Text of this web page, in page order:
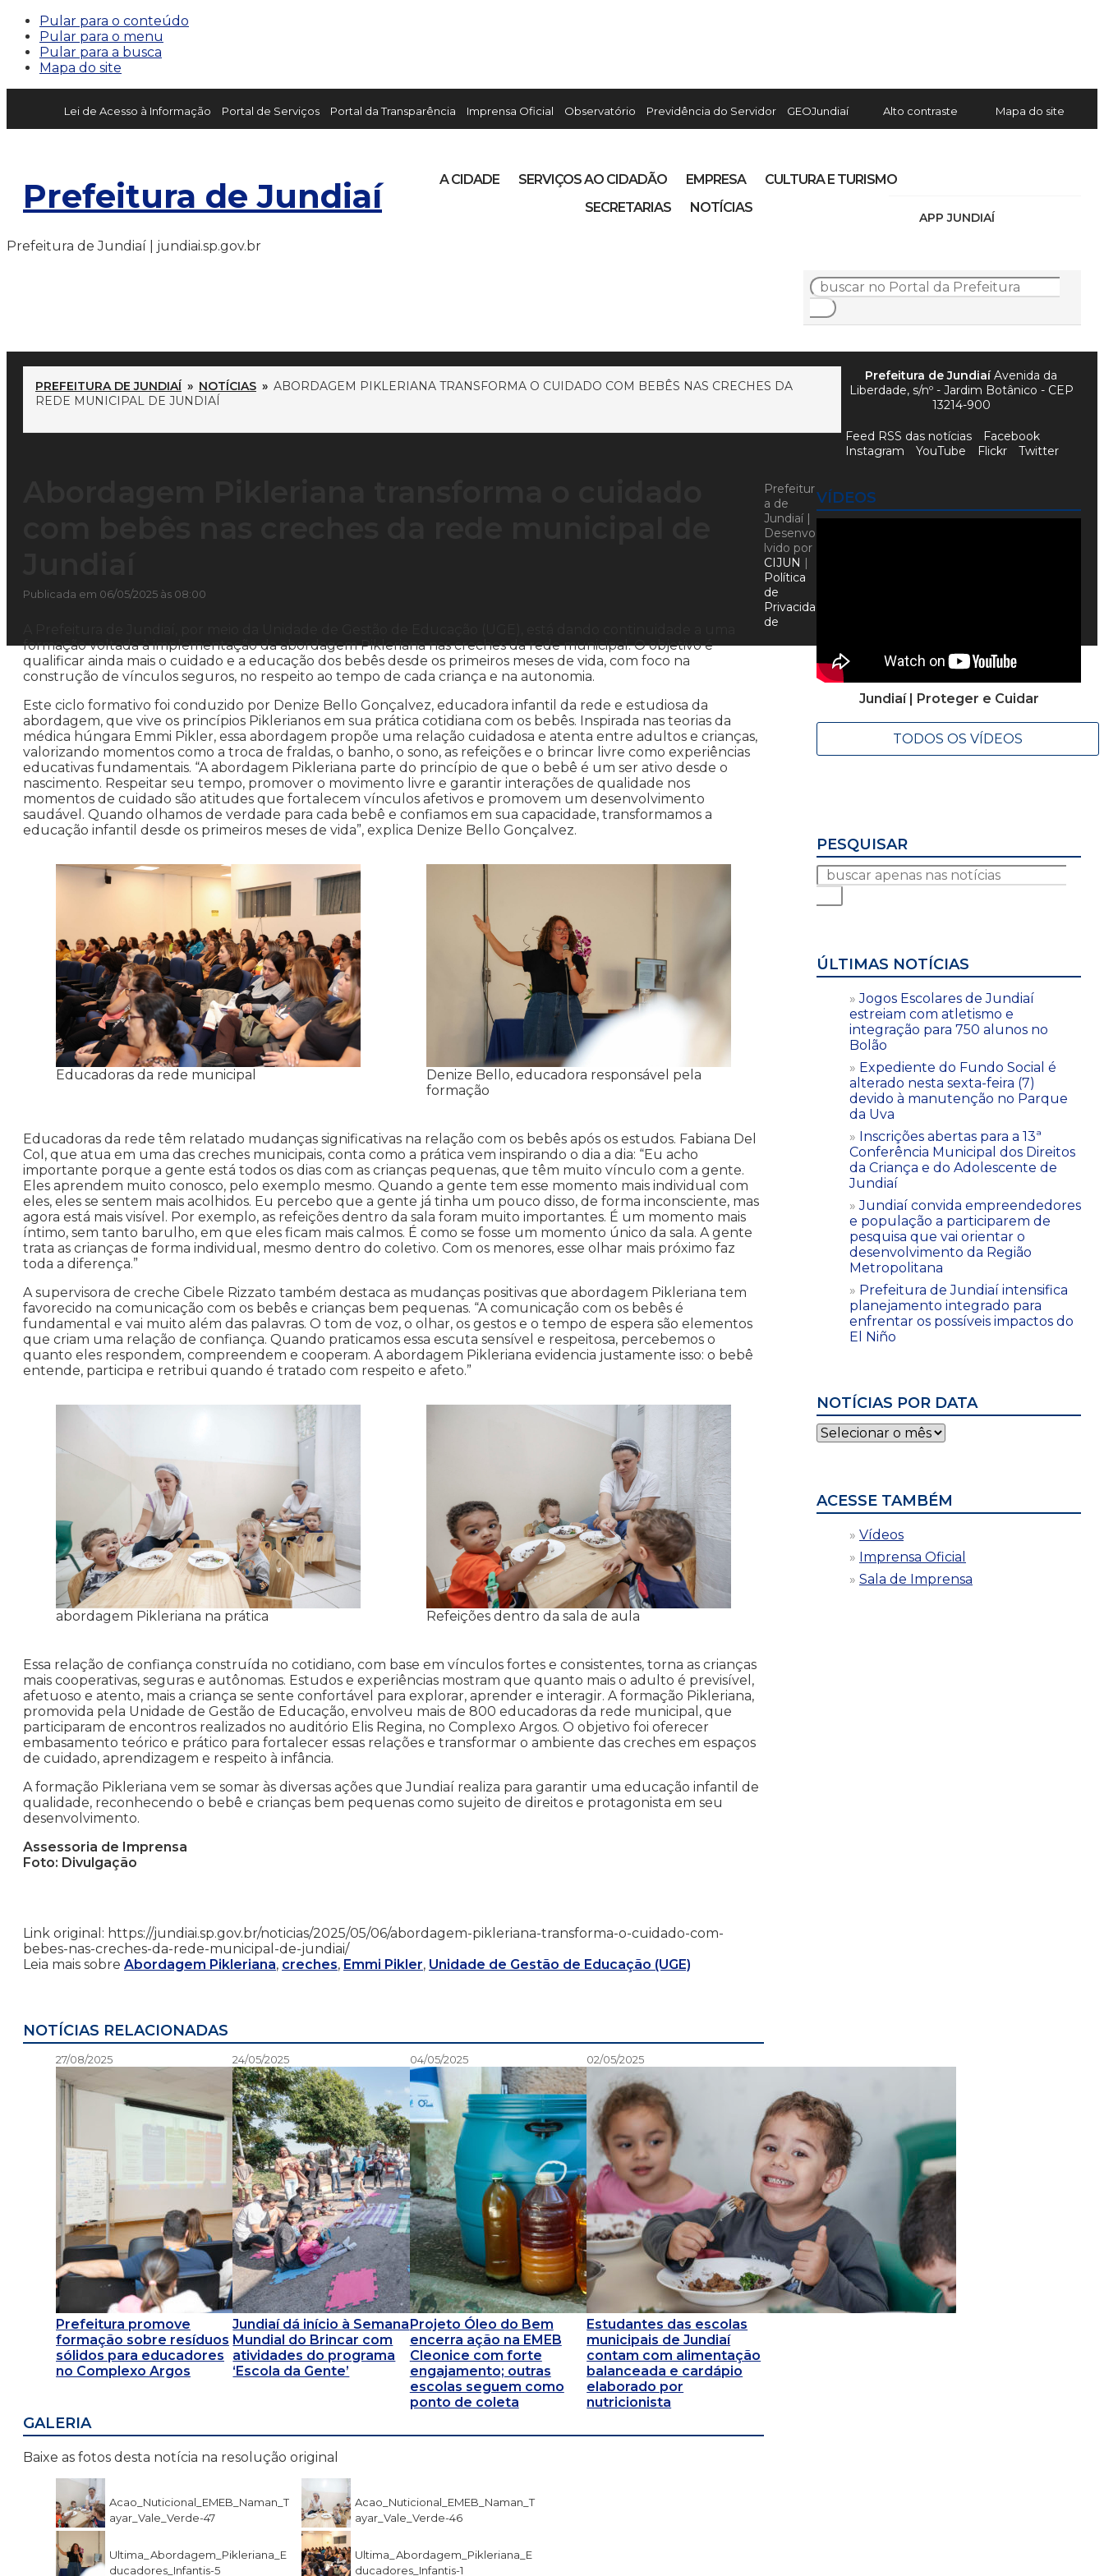
Pular para o conteúdo
Pular para o menu
Pular para a busca
Mapa do site
Lei de Acesso à Informação Portal de Serviços Portal da Transparência Imprensa Oficial Observatório Previdência do Servidor GEOJundiaí Alto contraste Mapa do site
Prefeitura de Jundiaí
APP JUNDIAÍ
A CIDADE SERVIÇOS AO CIDADÃO EMPRESA
CULTURA E TURISMO
SECRETARIAS
NOTÍCIAS
Prefeitura de Jundiaí | jundiai.sp.gov.br
PREFEITURA DE JUNDIAÍ » NOTÍCIAS » ABORDAGEM PIKLERIANA TRANSFORMA O CUIDADO COM BEBÊS NAS CRECHES DA
REDE MUNICIPAL DE JUNDIAÍ
Publicada em 06/05/2025 às 08:00
formação voltada à implementação da abordagem Pikleriana nas creches da rede municipal. O objetivo é
qualificar ainda mais o cuidado e a educação dos bebês desde os primeiros meses de vida, com foco na
construção de vínculos seguros, no respeito ao tempo de cada criança e na autonomia.
Este ciclo formativo foi conduzido por Denize Bello Gonçalvez, educadora infantil da rede e estudiosa da
abordagem, que vive os princípios Piklerianos em sua prática cotidiana com os bebês. Inspirada nas teorias da
médica húngara Emmi Pikler, essa abordagem propõe uma relação cuidadosa e atenta entre adultos e crianças,
valorizando momentos como a troca de fraldas, o banho, o sono, as refeições e o brincar livre como experiências
educativas fundamentais. “A abordagem Pikleriana parte do princípio de que o bebê é um ser ativo desde o
nascimento. Respeitar seu tempo, promover o movimento livre e garantir interações de qualidade nos
momentos de cuidado são atitudes que fortalecem vínculos afetivos e promovem um desenvolvimento
saudável. Quando olhamos de verdade para cada bebê e confiamos em sua capacidade, transformamos a
educação infantil desde os primeiros meses de vida”, explica Denize Bello Gonçalvez.
Educadoras da rede municipal
Denize Bello, educadora responsável pela
formação
Educadoras da rede têm relatado mudanças significativas na relação com os bebês após os estudos. Fabiana Del
Col, que atua em uma das creches municipais, conta como a prática vem inspirando o dia a dia: “Eu acho
importante porque a gente está todos os dias com as crianças pequenas, que têm muito vínculo com a gente.
Eles aprendem muito conosco, pelo exemplo mesmo. Quando a gente tem esse momento mais individual com
eles, eles se sentem mais acolhidos. Eu percebo que a gente já tinha um pouco disso, de forma inconsciente, mas
agora está mais visível. Por exemplo, as refeições dentro da sala foram muito importantes. É um momento mais
íntimo, sem tanto barulho, em que eles ficam mais calmos. É como se fosse um momento único da sala. A gente
trata as crianças de forma individual, mesmo dentro do coletivo. Com os menores, esse olhar mais próximo faz
toda a diferença.”
A supervisora de creche Cibele Rizzato também destaca as mudanças positivas que abordagem Pikleriana tem
favorecido na comunicação com os bebês e crianças bem pequenas. “A comunicação com os bebês é
fundamental e vai muito além das palavras. O tom de voz, o olhar, os gestos e o tempo de espera são elementos
que criam uma relação de confiança. Quando praticamos essa escuta sensível e respeitosa, percebemos o
quanto eles respondem, compreendem e cooperam. A abordagem Pikleriana evidencia justamente isso: o bebê
entende, participa e retribui quando é tratado com respeito e afeto.”
abordagem Pikleriana na prática Refeições dentro da sala de aula
Essa relação de confiança construída no cotidiano, com base em vínculos fortes e consistentes, torna as crianças
mais cooperativas, seguras e autônomas. Estudos e experiências mostram que quanto mais o adulto é previsível,
afetuoso e atento, mais a criança se sente confortável para explorar, aprender e interagir. A formação Pikleriana,
promovida pela Unidade de Gestão de Educação, envolveu mais de 800 educadoras da rede municipal, que
participaram de encontros realizados no auditório Elis Regina, no Complexo Argos. O objetivo foi oferecer
embasamento teórico e prático para fortalecer essas relações e transformar o ambiente das creches em espaços
de cuidado, aprendizagem e respeito à infância.
A formação Pikleriana vem se somar às diversas ações que Jundiaí realiza para garantir uma educação infantil de
qualidade, reconhecendo o bebê e crianças bem pequenas como sujeito de direitos e protagonista em seu
desenvolvimento.
Assessoria de Imprensa
Foto: Divulgação
Link original: https://jundiai.sp.gov.br/noticias/2025/05/06/abordagem-pikleriana-transforma-o-cuidado-com-
bebes-nas-creches-da-rede-municipal-de-jundiai/
Leia mais sobre Abordagem Pikleriana, creches, Emmi Pikler, Unidade de Gestão de Educação (UGE)
NOTÍCIAS RELACIONADAS
27/08/2025
Prefeitura promove
formação sobre resíduos
sólidos para educadores
no Complexo Argos
24/05/2025
Jundiaí dá início à Semana
Mundial do Brincar com
atividades do programa
‘Escola da Gente’
04/05/2025
Projeto Óleo do Bem
encerra ação na EMEB
Cleonice com forte
engajamento; outras
escolas seguem como
ponto de coleta
02/05/2025
Estudantes das escolas
municipais de Jundiaí
contam com alimentação
balanceada e cardápio
elaborado por
nutricionista
GALERIA
Baixe as fotos desta notícia na resolução original
Acao_Nuticional_EMEB_Naman_T
ayar_Vale_Verde-47
Acao_Nuticional_EMEB_Naman_T
ayar_Vale_Verde-46
Ultima_Abordagem_Pikleriana_E
ducadores_Infantis-5
Ultima_Abordagem_Pikleriana_E
ducadores_Infantis-1
VÍDEOS
Jundiaí | Proteger e Cuidar
TODOS OS VÍDEOS
PESQUISAR
ÚLTIMAS NOTÍCIAS
Jogos Escolares de Jundiaí
estreiam com atletismo e
integração para 750 alunos no
Bolão
Expediente do Fundo Social é
alterado nesta sexta-feira (7)
devido à manutenção no Parque
da Uva
Inscrições abertas para a 13ª
Conferência Municipal dos Direitos
da Criança e do Adolescente de
Jundiaí
Jundiaí convida empreendedores
e população a participarem de
pesquisa que vai orientar o
desenvolvimento da Região
Metropolitana
Prefeitura de Jundiaí intensifica
planejamento integrado para
enfrentar os possíveis impactos do
El Niño
NOTÍCIAS POR DATA
Notícias
por
ACESSE TAMBÉM
Vídeos
Imprensa Oficial
Sala de Imprensa
Prefeitura de JundiaíAvenida da
Liberdade, s/nº - Jardim Botânico - CEP
13214-900
Feed RSS das notícias
Facebook
Instagram
YouTube Flickr Twitter
Prefeitur
a de
Jundiaí |
Desenvo
lvido por
CIJUN |
Política
de
Privacida
de